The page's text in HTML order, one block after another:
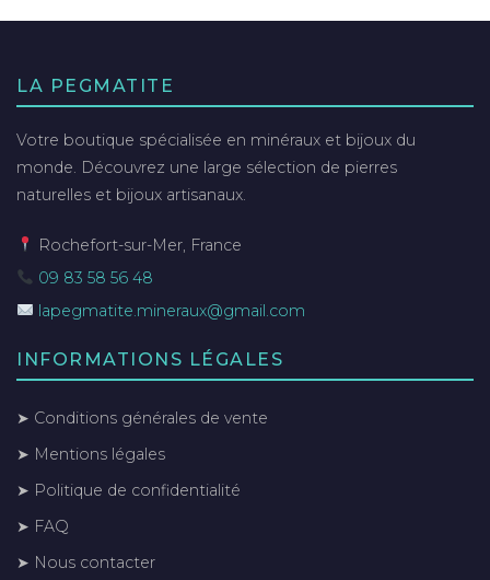
LA PEGMATITE
Votre boutique spécialisée en minéraux et bijoux du
monde. Découvrez une large sélection de pierres
naturelles et bijoux artisanaux.
Rochefort-sur-Mer, France
09 83 58 56 48
lapegmatite.mineraux@gmail.com
INFORMATIONS LÉGALES
➤ Conditions générales de vente
➤ Mentions légales
➤ Politique de confidentialité
➤ FAQ
➤ Nous contacter